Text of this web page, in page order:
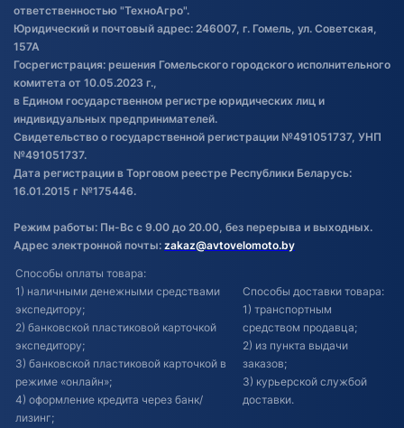
Обработка файлов cookie
Постановка транспорта на учет
Обновления в ЭПТС 2024
ответственностью "ТехноАгро".
Юридический и почтовый адрес: 246007, г. Гомель, ул. Советская,
157А
Госрегистрация: решения Гомельского городского исполнительного
комитета от 10.05.2023 г.,
в Едином государственном регистре юридических лиц и
индивидуальных предпринимателей.
Свидетельство о государственной регистрации №491051737, УНП
№491051737.
Дата регистрации в Торговом реестре Республики Беларусь:
16.01.2015 г №175446.
Режим работы: Пн-Вс с 9.00 до 20.00, без перерыва и выходных.
Адрес электронной почты: zakaz@avtovelomoto.by
Способы оплаты товара:
1) наличными денежными средствами
экспедитору;
2) банковской пластиковой карточкой
экспедитору;
3) банковской пластиковой карточкой в
режиме «онлайн»;
4) оформление кредита через банк/
лизинг;
Способы доставки товара:
1) транспортным
средством продавца;
2) из пункта выдачи
заказов;
3) курьерской службой
доставки.